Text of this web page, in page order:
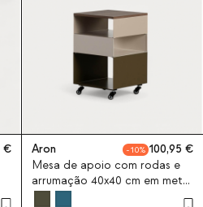
Aron 10
100,95
Mesa de apoio com rodas e
arrumação 40x40 cm em metal